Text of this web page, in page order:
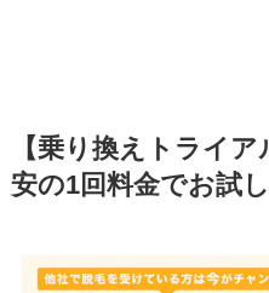
【乗り換えトライ
安の1回料金でお試